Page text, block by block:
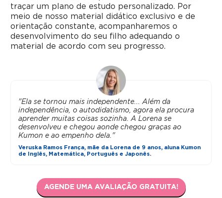
traçar um plano de estudo personalizado. Por
meio de nosso material didático exclusivo e de
orientação constante, acompanharemos o
desenvolvimento do seu filho adequando o
material de acordo com seu progresso.
"Ela se tornou mais independente... Além da
independência, o autodidatismo, agora ela procura
aprender muitas coisas sozinha. A Lorena se
desenvolveu e chegou aonde chegou graças ao
Kumon e ao empenho dela."
Veruska Ramos França, mãe da Lorena de 9 anos, aluna Kumon
de Inglês, Matemática, Português e Japonês.
AGENDE UMA AVALIAÇÃO GRATUITA!